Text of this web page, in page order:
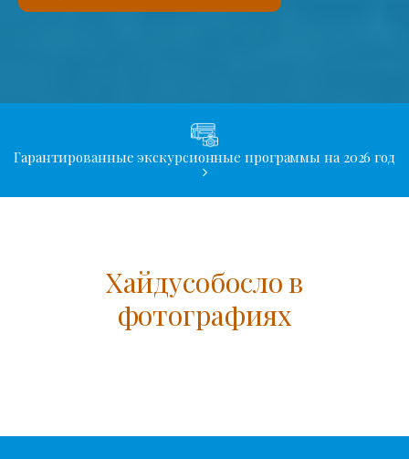
Гарантированные экскурсионные программы на 2026 год
Хайдусобосло в
фотографиях